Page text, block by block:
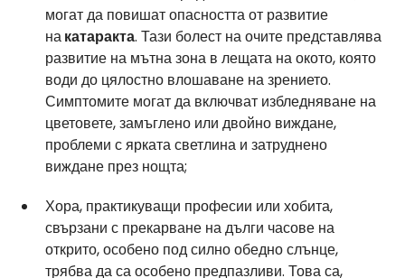
могат да повишат опасността от развитие
на катаракта. Тази болест на очите представлява
развитие на мътна зона в лещата на окото, която
води до цялостно влошаване на зрението.
Симптомите могат да включват избледняване на
цветовете, замъглено или двойно виждане,
проблеми с ярката светлина и затруднено
виждане през нощта;
Хора, практикуващи професии или хобита,
свързани с прекарване на дълги часове на
открито, особено под силно обедно слънце,
трябва да са особено предпазливи. Това са,